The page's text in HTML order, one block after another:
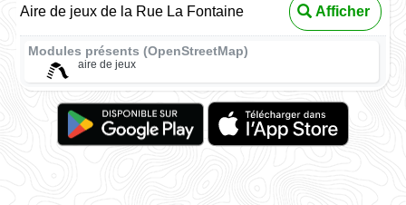
Aire de jeux de la Rue La Fontaine Afficher
Modules présents (OpenStreetMap)
aire de jeux